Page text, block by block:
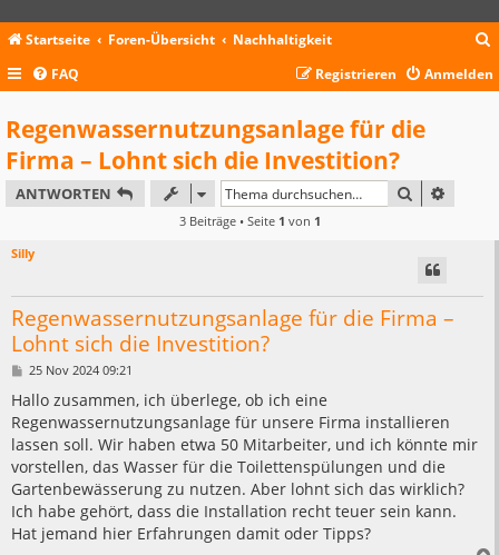
Startseite Foren-Übersicht Nachhaltigkeit
c
FAQ Anmelden
Registrieren
Regenwassernutzungsanlage für die
Firma – Lohnt sich die Investition?
ANTWORTEN SUCHE
3 Beiträge • Seite 1 von 1
Silly
Regenwassernutzungsanlage für die Firma –
Lohnt sich die Investition?
B
i
r
a
g
25 Nov 2024 09:21
Hallo zusammen, ich überlege, ob ich eine
Regenwassernutzungsanlage für unsere Firma installieren
lassen soll. Wir haben etwa 50 Mitarbeiter, und ich könnte mir
vorstellen, das Wasser für die Toilettenspülungen und die
Gartenbewässerung zu nutzen. Aber lohnt sich das wirklich?
Ich habe gehört, dass die Installation recht teuer sein kann.
Hat jemand hier Erfahrungen damit oder Tipps?